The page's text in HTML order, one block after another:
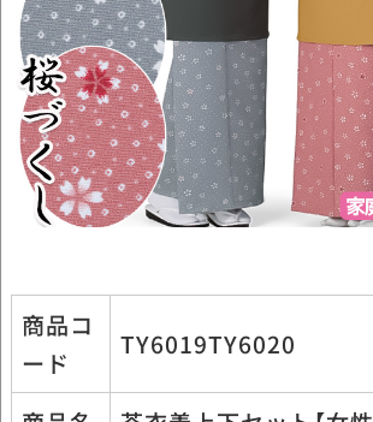
商品コ
ード
TY6019TY6020